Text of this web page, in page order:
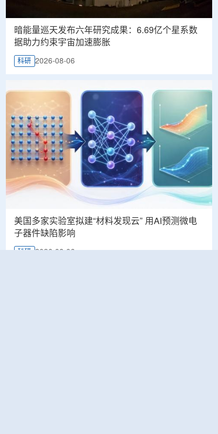
暗能量巡天发布六年研究成果：6.69亿个星系数
据助力约束宇宙加速膨胀
科研 2026-08-06
美国多家实验室拟建“材料发现云” 用AI预测微电
子器件缺陷影响
科研 2026-08-06